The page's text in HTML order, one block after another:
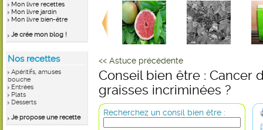
Mon livre recettes
Mon livre jardin
Mon livre bien-être
Je crée mon blog !
Nos recettes
Apéritifs, amuses
bouche
Entrées
Plats
Desserts
Je propose une recette
<< Astuce précédente
Conseil bien être : Cancer
graisses incriminées ?
Recherchez un consil bien être :